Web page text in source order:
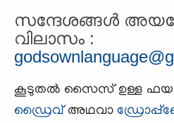
സന്ദേശങ്ങള്‍
വിലാസം :
കൂടുതല്‍ സൈസ് ഉള്ള
ഡ്രൈവ്അഥവാ